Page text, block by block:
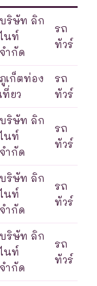
บริษัท ลิก
ไนท์
จำกัด
รถ
ทัวร์
ภูเก็ตท่อง
เที่ยว
รถ
ทัวร์
บริษัท ลิก
ไนท์
จำกัด
รถ
ทัวร์
บริษัท ลิก
ไนท์
จำกัด
รถ
ทัวร์
บริษัท ลิก
ไนท์
จำกัด
รถ
ทัวร์